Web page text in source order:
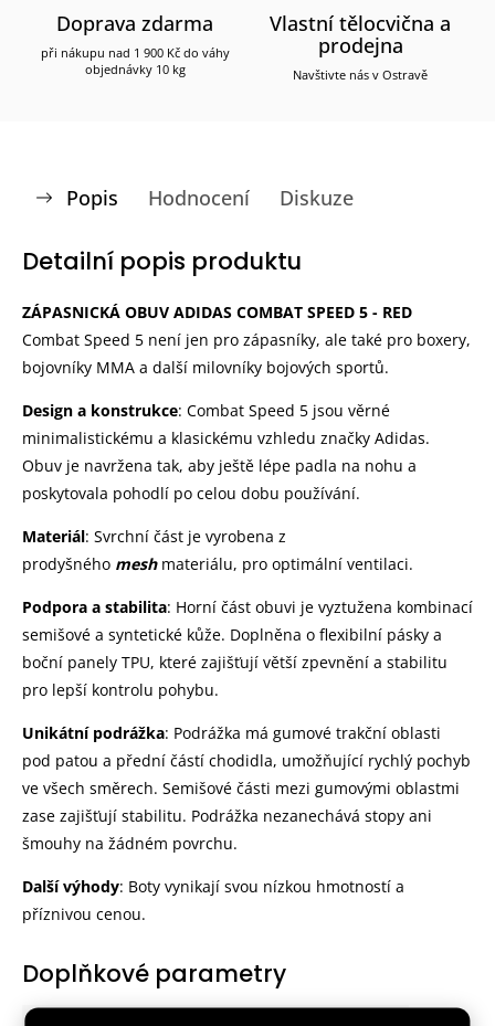
Doprava zdarma
při nákupu nad 1 900 Kč do váhy
objednávky 10 kg
Vlastní tělocvična a
prodejna
Navštivte nás v Ostravě
Popis Hodnocení Diskuze
Detailní popis produktu
ZÁPASNICKÁ OBUV ADIDAS COMBAT SPEED 5 - RED
Combat Speed 5 není jen pro zápasníky, ale také pro boxery,
bojovníky MMA a další milovníky bojových sportů.
Design a konstrukce: Combat Speed 5 jsou věrné
minimalistickému a klasickému vzhledu značky Adidas.
Obuv je navržena tak, aby ještě lépe padla na nohu a
poskytovala pohodlí po celou dobu používání.
Materiál: Svrchní část je vyrobena z
prodyšného mesh materiálu, pro optimální ventilaci.
Podpora a stabilita: Horní část obuvi je vyztužena kombinací
semišové a syntetické kůže. Doplněna o flexibilní pásky a
boční panely TPU, které zajišťují větší zpevnění a stabilitu
pro lepší kontrolu pohybu.
Unikátní podrážka: Podrážka má gumové trakční oblasti
pod patou a přední částí chodidla, umožňující rychlý pochyb
ve všech směrech. Semišové části mezi gumovými oblastmi
zase zajišťují stabilitu. Podrážka nezanechává stopy ani
šmouhy na žádném povrchu.
Další výhody: Boty vynikají svou nízkou hmotností a
příznivou cenou.
Doplňkové parametry